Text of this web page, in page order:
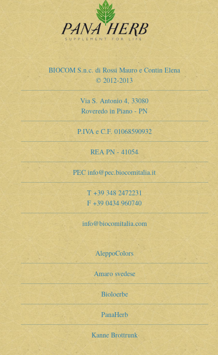
BIOCOM S.n.c. di Rossi Mauro e Contin Elena
© 2012-2013
Via S. Antonio 4, 33080
Roveredo in Piano - PN
P.IVA e C.F. 01068590932
REA PN - 41054
PEC info@pec.biocomitalia.it
T +39 348 2472231
F +39 0434 960740
info@biocomitalia.com
AleppoColors
Amaro svedese
Bioloerbe
PanaHerb
Kanne Brottrunk